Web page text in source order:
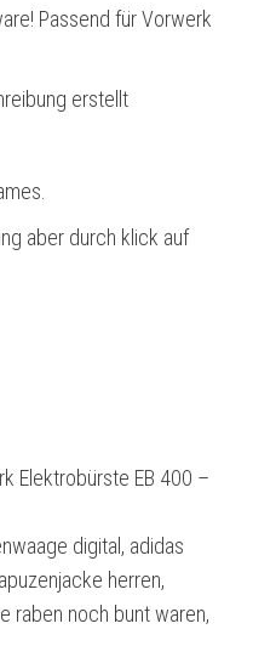
Passend für Vorwerk
erstellt
aber durch klick auf
Elektrobürste EB 400 –
digital, adidas
herren,
raben noch bunt waren,